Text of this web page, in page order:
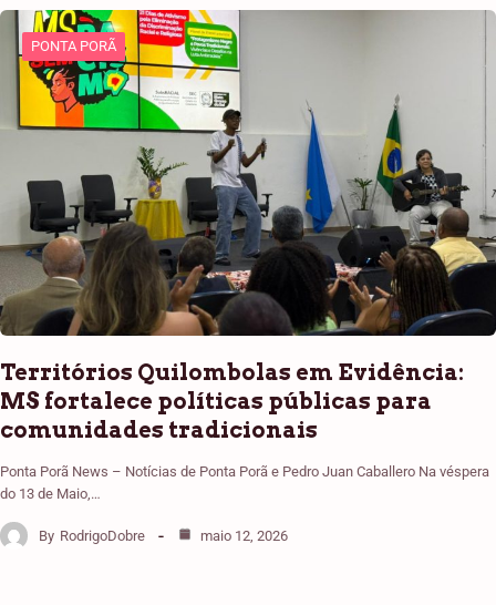
PONTA PORÃ
Territórios Quilombolas em Evidência:
MS fortalece políticas públicas para
comunidades tradicionais
Ponta Porã News – Notícias de Ponta Porã e Pedro Juan Caballero Na véspera
do 13 de Maio,…
By RodrigoDobre maio 12, 2026